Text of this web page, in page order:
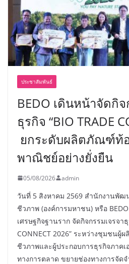
ประชาสัมพันธ์
BEDO เดินหน้าจัดกิจ
ธุรกิจ “BIO TRADE
ยกระดับผลิตภัณฑ์ท้
พาณิชย์อย่างยั่งยืน
05/08/2026 admin
วันที่ 5 สิงหาคม 2569 สำนักงานพัฒ
ชีวภาพ (องค์การมหาชน) หรือ
เศรษฐกิจฐานราก จัดกิจกรรมเจรจาธุ
CONNECT 2026” ระหว่างชุมชนผู้
ชีวภาพและผู้ประกอบการธุรกิจภาคเ
ทางการตลาด ขยายช่องทางการจัด